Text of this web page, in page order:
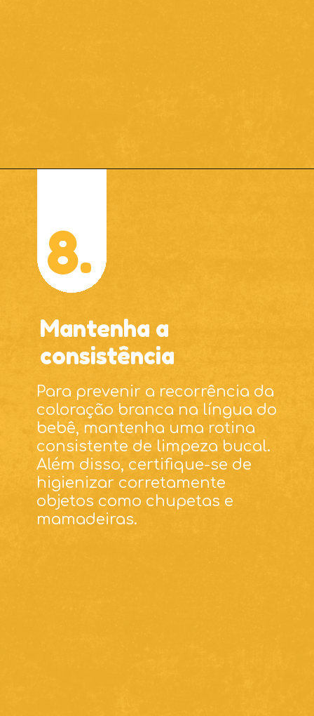
Para prevenir a recorrência da
coloração branca na língua do
bebê, mantenha uma rotina
consistente de limpeza bucal.
Além disso, certifique-se de
higienizar corretamente
objetos como chupetas e
mamadeiras.
Mantenha a
consistência
8.